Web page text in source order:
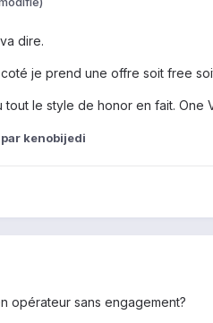
dire.
coté je prend une offre soit free
tout le style de honor en fait. One
par kenobijedi
opérateur sans engagement?